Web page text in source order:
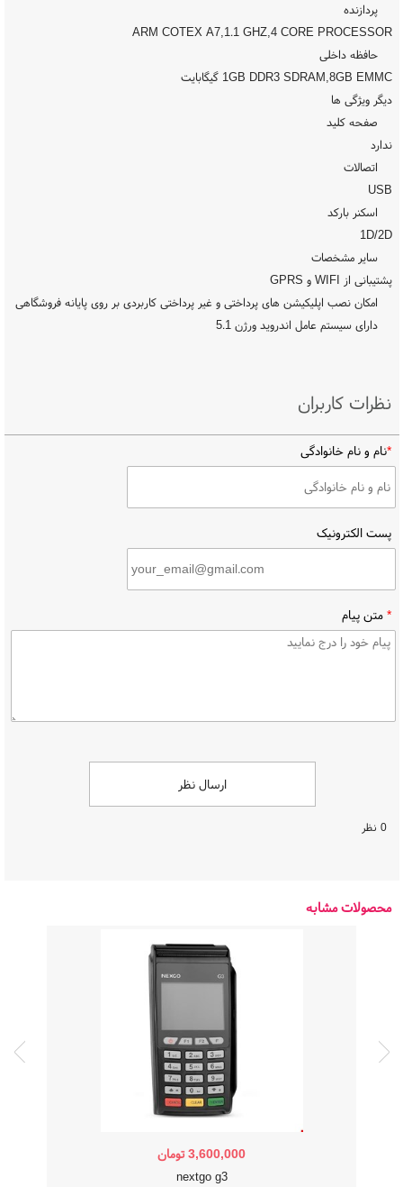
پردازنده
ARM COTEX A7,1.1 GHZ,4 CORE PROCESSOR
حافظه داخلی
1GB DDR3 SDRAM,8GB EMMC گیگابایت
دیگر ویژگی ها
صفحه کلید
ندارد
اتصالات
USB
اسکنر بارکد
1D/2D
سایر مشخصات
پشتیبانی از WIFI و GPRS
امکان نصب اپلیکیشن های پرداختی و غیر پرداختی کاربردی بر روی پایانه فروشگاهی
دارای سیستم عامل اندروید ورژن 5.1
نظرات کاربران
*نام و نام خانوادگی
پست الکترونیک
*متن پیام
ارسال نظر
0 نظر
محصولات مشابه
nextgo g3
3,600,000تومان